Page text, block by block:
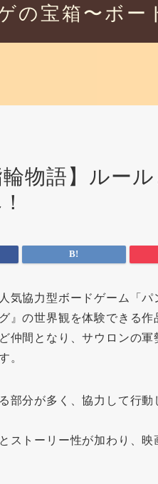
の宝箱〜ボー
物語】ルー
気協力型ボードゲーム「
』の世界観を体験できる作
仲間となり、サウロンの
。
部分が多く、協力して行
ストーリー性が加わり、